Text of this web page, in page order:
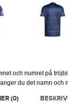
och numret på
du det namn och
(0)